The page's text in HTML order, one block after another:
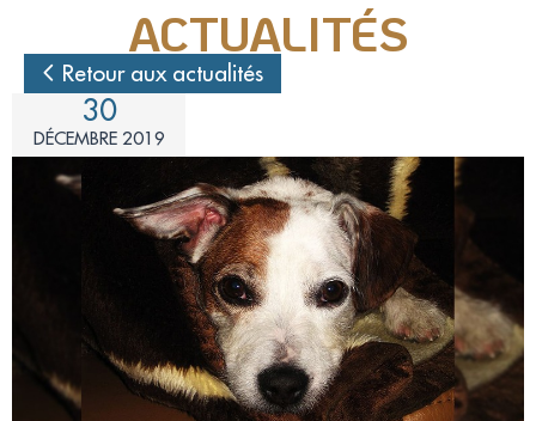
Mécénat d'entreprise
Enquêteur
Familles d'accueil
Délégué(é) en communication
Bénévoles dans nos refuges
Matériel militant
Salarié(e) / Stagiaire
ACTUALITÉS
Retour aux actualités
30
DÉCEMBRE 2019